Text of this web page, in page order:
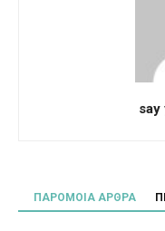
say
ΠΑΡΟΜΟΙΑ ΑΡΘΡΑ